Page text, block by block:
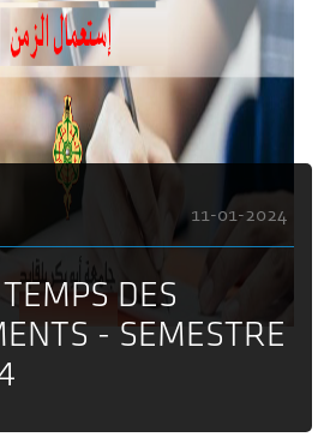
11-01-2024
DES
- SEMESTRE